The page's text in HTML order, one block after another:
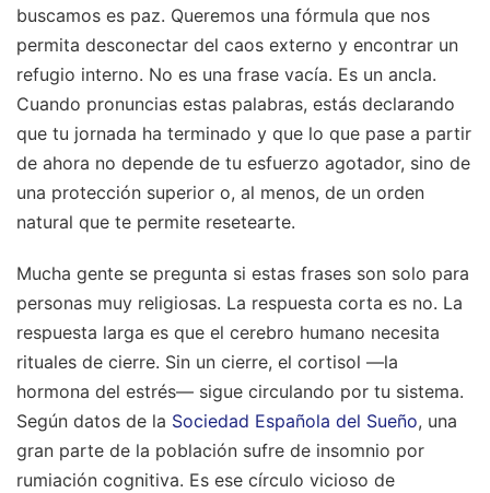
buscamos es paz. Queremos una fórmula que nos
permita desconectar del caos externo y encontrar un
refugio interno. No es una frase vacía. Es un ancla.
Cuando pronuncias estas palabras, estás declarando
que tu jornada ha terminado y que lo que pase a partir
de ahora no depende de tu esfuerzo agotador, sino de
una protección superior o, al menos, de un orden
natural que te permite resetearte.
Mucha gente se pregunta si estas frases son solo para
personas muy religiosas. La respuesta corta es no. La
respuesta larga es que el cerebro humano necesita
rituales de cierre. Sin un cierre, el cortisol —la
hormona del estrés— sigue circulando por tu sistema.
Según datos de la Sociedad Española del Sueño, una
gran parte de la población sufre de insomnio por
rumiación cognitiva. Es ese círculo vicioso de